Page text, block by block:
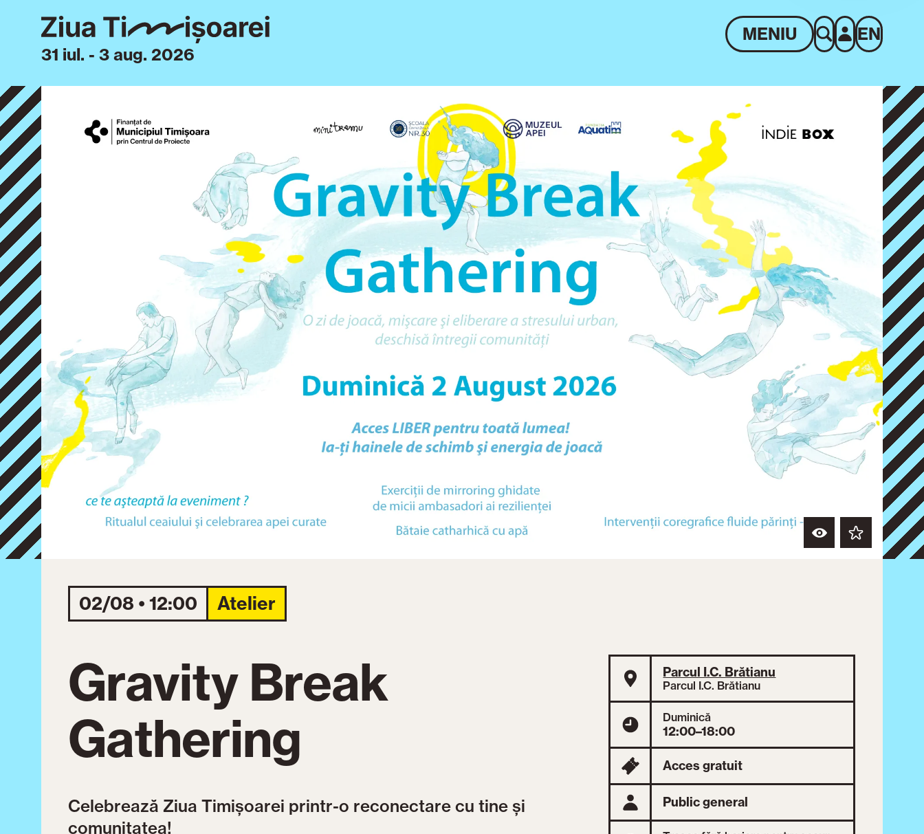
31 iul. - 3 aug. 2026
MENIU EN
02/08 • 12:00 Atelier
Gravity Break
Gathering
Celebrează Ziua Timișoarei printr-o reconectare cu tine și
comunitatea!
Parcul I.C. Brătianu
Parcul I.C. Brătianu
Duminică
12:00–18:00
Acces gratuit
Public general